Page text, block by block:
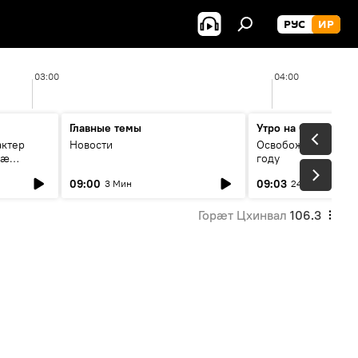
РУС ИР
03:00 04:00
Главные темы
Новости
09:00 3 Мин
Утро на Спутнике
Освобождение
году
09:03 24 Мин
Горӕт Цхинвал 106.3